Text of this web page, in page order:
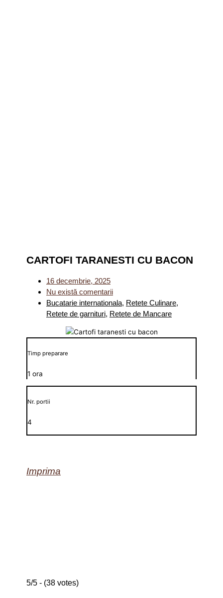
CARTOFI TARANESTI CU BACON
16 decembrie, 2025
Nu există comentarii
Bucatarie internationala, Retete Culinare,
Retete de garnituri, Retete de Mancare
Timp preparare
1 ora
Nr. portii
4
Imprima
5/5 - (38 votes)